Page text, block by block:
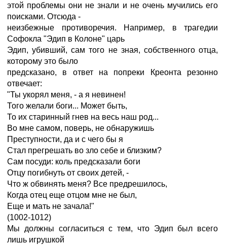
этой проблемы они не знали и не очень мучились его
поисками. Отсюда -
неизбежные противоречия. Например, в трагедии
Софокла "Эдип в Колоне" царь
Эдип, убивший, сам того не зная, собственного отца,
которому это было
предсказано, в ответ на попреки Креонта резонно
отвечает:
"Ты укорял меня, - а я невинен!
Того желали боги... Может быть,
То их старинный гнев на весь наш род...
Во мне самом, поверь, не обнаружишь
Преступности, да и с чего бы я
Стал прегрешать во зло себе и близким?
Сам посуди: коль предсказали боги
Отцу погибнуть от своих детей, -
Что ж обвинять меня? Все предрешилось,
Когда отец еще отцом мне не был,
Еще и мать не зачала!"
(1002-1012)
Мы должны согласиться с тем, что Эдип был всего
лишь игрушкой